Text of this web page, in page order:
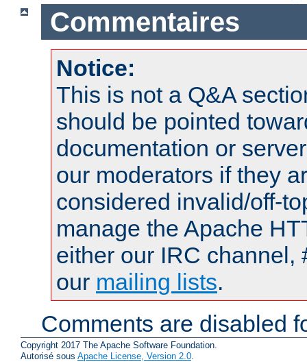
Commentaires
Notice:
This is not a Q&A
should be pointed
documentation or
our moderators if they
considered invalid/off-
manage the Apache
either our IRC channel,
our mailing lists.
Comments are disabled
Copyright 2017 The Apache Software Foundation.
Autorisé sous Apache License, Version 2.0.